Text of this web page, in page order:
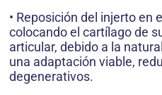
• Reposición del injerto en
colocando el cartílago de
articular, debido a la
una adaptación viable,
degenerativos.